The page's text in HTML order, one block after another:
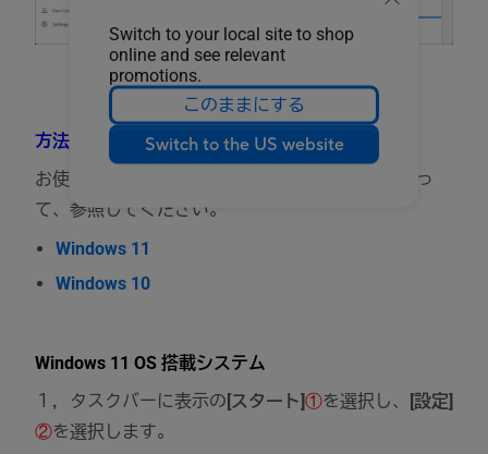
Switch to your local site to shop
online and see relevant
promotions.
このままにする
Switch to the US website
方法 2：Windows の設定からの確認方法
お使いの PC に搭載されている Windows OS によっ
て、参照してください。
Windows 11
Windows 10
Windows 11 OS 搭載システム
１，タスクバーに表示の [スタート]①を選択し、
[設定]
②を選択します。